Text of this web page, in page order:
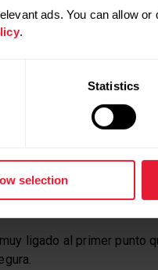
ads. You can allow
.
Statistics
selection
vosotros, pero a mi
personalmente no
entrenar, pero no quiero
ligado al primer punto